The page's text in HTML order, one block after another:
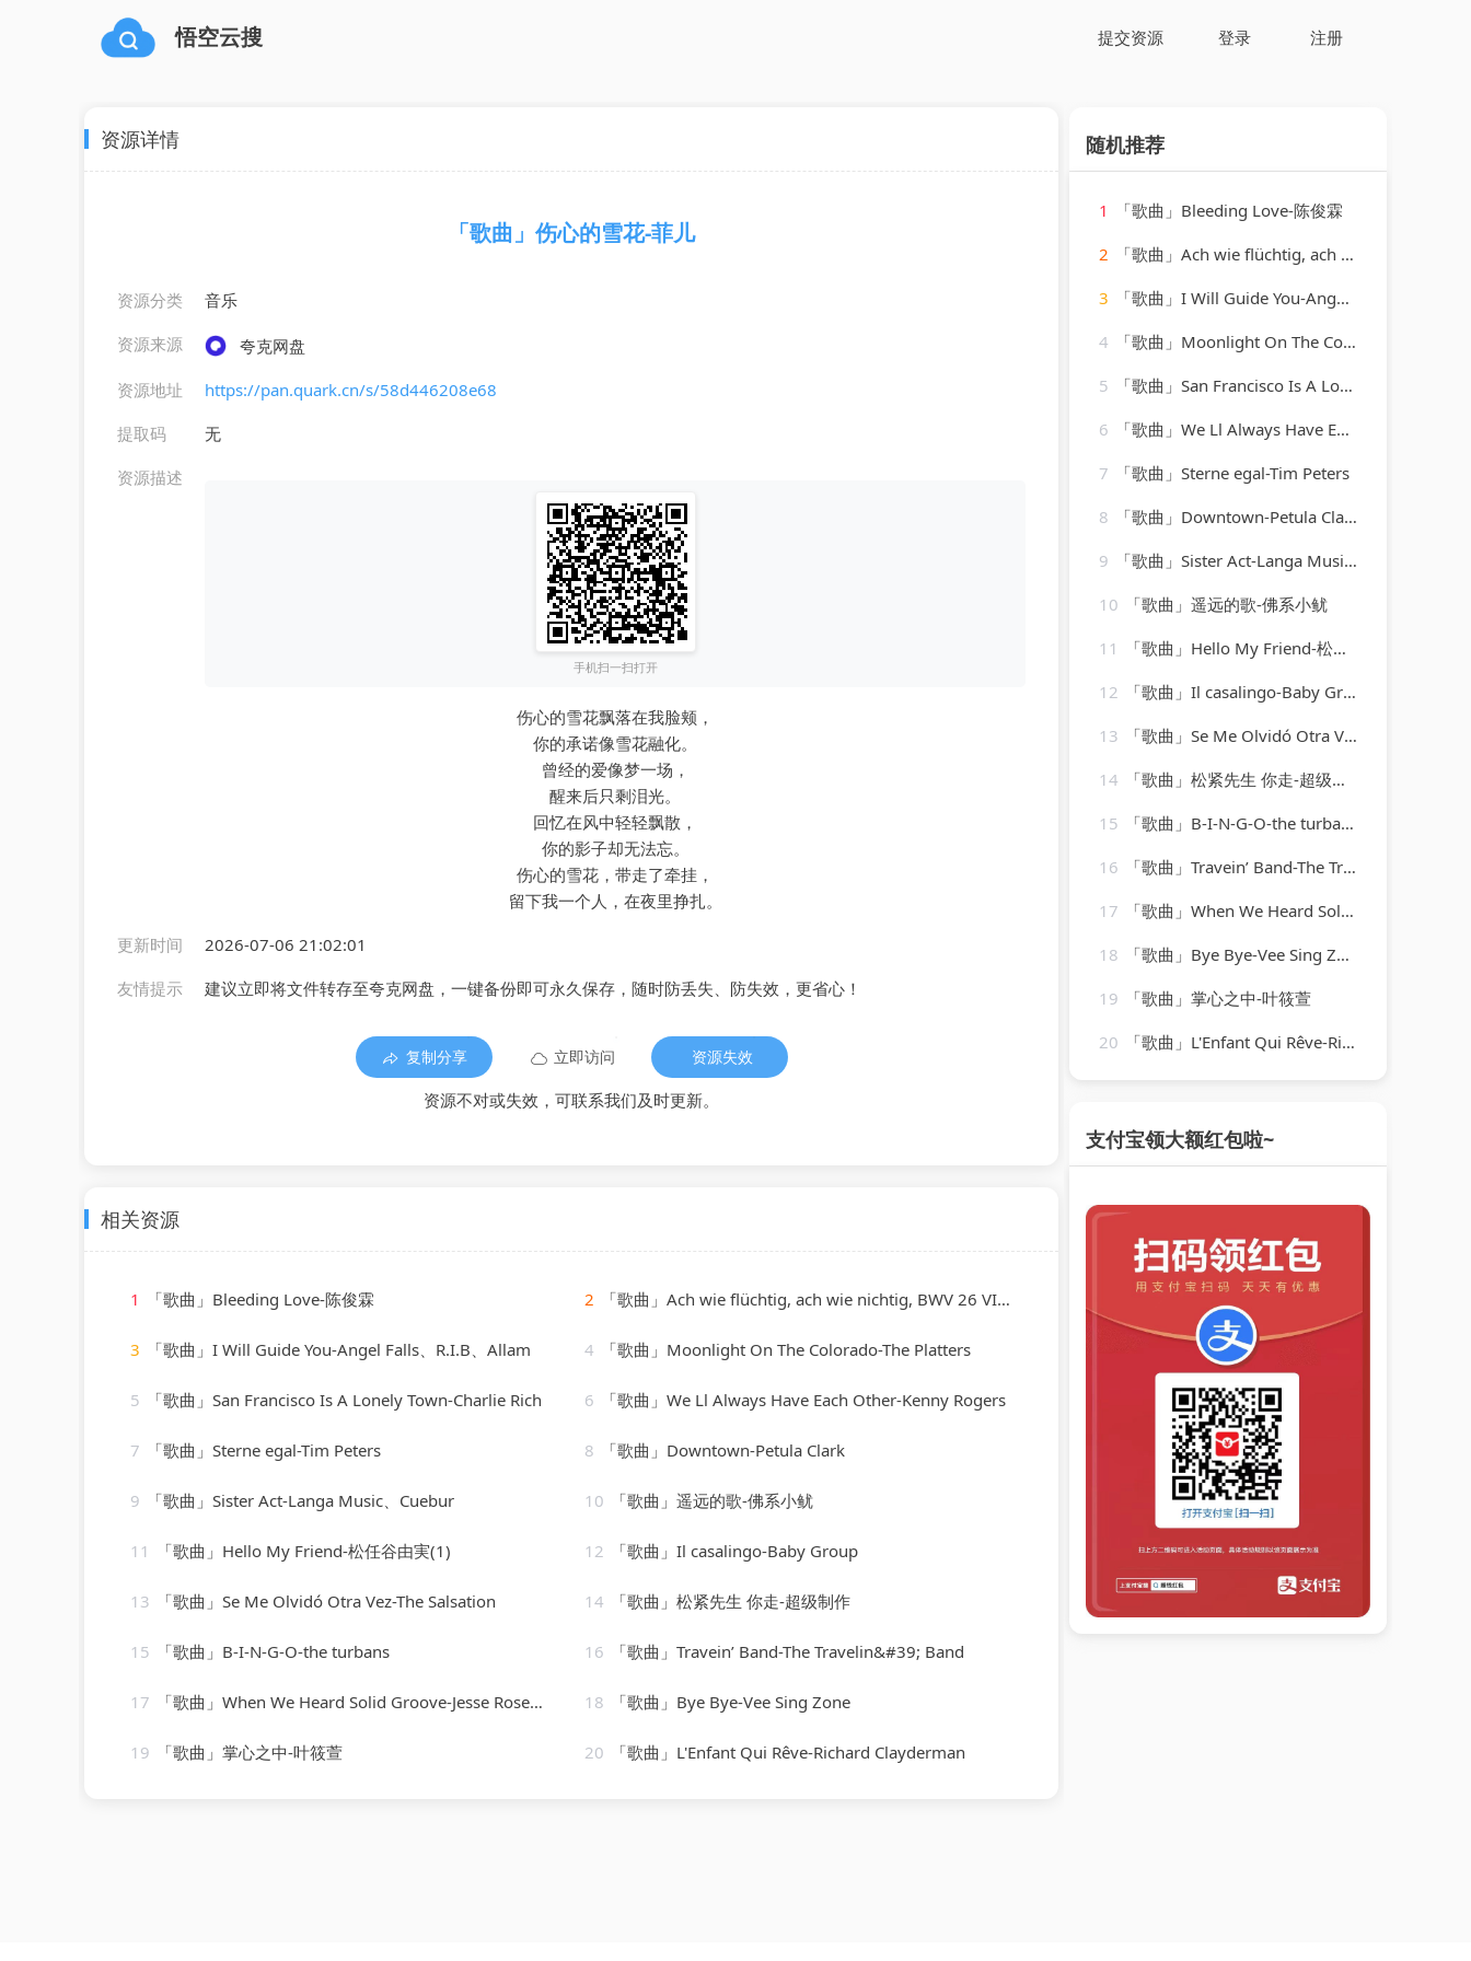
悟空云搜 提交资源 登录 注册
资源详情
「歌曲」伤心的雪花-菲儿
资源分类
音乐
资源来源
夸克网盘
资源地址
https://pan.quark.cn/s/58d446208e68
提取码
无
资源描述
手机扫一扫打开
伤心的雪花飘落在我脸颊，
你的承诺像雪花融化。
曾经的爱像梦一场，
醒来后只剩泪光。
回忆在风中轻轻飘散，
你的影子却无法忘。
伤心的雪花，带走了牵挂，
留下我一个人，在夜里挣扎。
更新时间
2026-07-06 21:02:01
友情提示
建议立即将文件转存至夸克网盘，一键备份即可永久保存，随时防丢失、防失效，更省心！
复制分享 立即访问 资源失效
资源不对或失效，可联系我们及时更新。
相关资源
1 「歌曲」Bleeding Love-陈俊霖 2 「歌曲」Ach wie flüchtig, ach wie nichtig, BWV 26 VI. Ach wie flüchtig, ach wie nichtig
3 「歌曲」I Will Guide You-Angel Falls、R.I.B、Allam 4 「歌曲」Moonlight On The Colorado-The Platters
5 「歌曲」San Francisco Is A Lonely Town-Charlie Rich 6 「歌曲」We Ll Always Have Each Other-Kenny Rogers
7 「歌曲」Sterne egal-Tim Peters 8 「歌曲」Downtown-Petula Clark
9 「歌曲」Sister Act-Langa Music、Cuebur 10 「歌曲」遥远的歌-佛系小鱿
11 「歌曲」Hello My Friend-松任谷由実(1) 12 「歌曲」Il casalingo-Baby Group
13 「歌曲」Se Me Olvidó Otra Vez-The Salsation 14 「歌曲」松紧先生 你走-超级制作
15 「歌曲」B-I-N-G-O-the turbans 16 「歌曲」Travein’ Band-The Travelin&#39; Band
17 「歌曲」When We Heard Solid Groove-Jesse Rose、Oliver $ 18 「歌曲」Bye Bye-Vee Sing Zone
19 「歌曲」掌心之中-叶筱萱 20 「歌曲」L'Enfant Qui Rêve-Richard Clayderman
随机推荐
1
「歌曲」Bleeding Love-陈俊霖
2
「歌曲」Ach wie flüchtig, ach wie nichtig, BWV 26 VI. Ach wie flüchtig, ach wie nichtig
3
「歌曲」I Will Guide You-Angel Falls、R.I.B、Allam
4
「歌曲」Moonlight On The Colorado-The Platters
5
「歌曲」San Francisco Is A Lonely Town-Charlie Rich
6
「歌曲」We Ll Always Have Each Other-Kenny Rogers
7
「歌曲」Sterne egal-Tim Peters
8
「歌曲」Downtown-Petula Clark
9
「歌曲」Sister Act-Langa Music、Cuebur
10
「歌曲」遥远的歌-佛系小鱿
11
「歌曲」Hello My Friend-松任谷由実(1)
12
「歌曲」Il casalingo-Baby Group
13
「歌曲」Se Me Olvidó Otra Vez-The Salsation
14
「歌曲」松紧先生 你走-超级制作
15
「歌曲」B-I-N-G-O-the turbans
16
「歌曲」Travein’ Band-The Travelin&#39; Band
17
「歌曲」When We Heard Solid Groove-Jesse Rose、Oliver $
18
「歌曲」Bye Bye-Vee Sing Zone
19
「歌曲」掌心之中-叶筱萱
20
「歌曲」L'Enfant Qui Rêve-Richard Clayderman
支付宝领大额红包啦~